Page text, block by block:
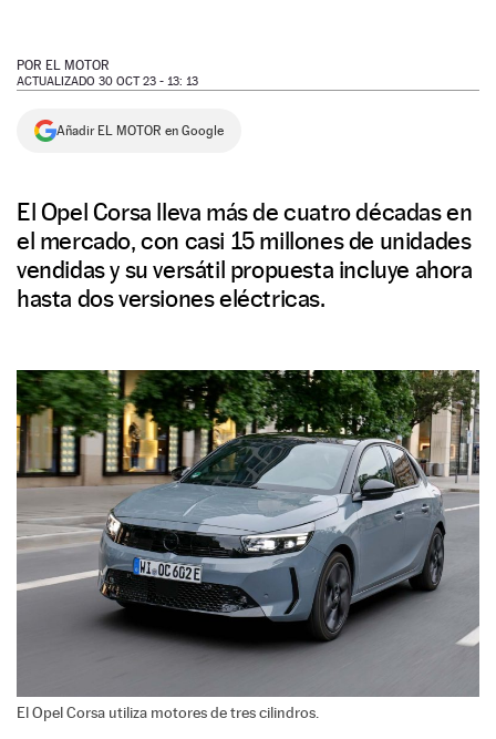
POR EL MOTOR
ACTUALIZADO 30 OCT 23 - 13: 13
Añadir EL MOTOR en Google
El Opel Corsa lleva más de cuatro décadas en
el mercado, con casi 15 millones de unidades
vendidas y su versátil propuesta incluye ahora
hasta dos versiones eléctricas.
El Opel Corsa utiliza motores de tres cilindros.